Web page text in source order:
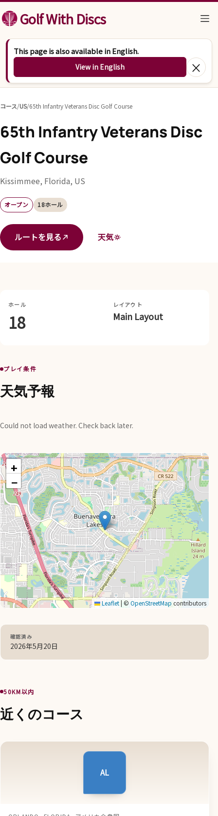
コンテンツへスキップ
Golf With Discs
This page is also available in English.
View in English ×
コース/US/65th Infantry Veterans Disc Golf Course
65th Infantry Veterans Disc
Golf Course
Kissimmee, Florida, US
オープン 18ホール
ルートを見る 天気
ホール
18
レイアウト
Main Layout
プレイ条件
天気予報
Could not load weather. Check back later.
+
−
Leaflet ©OpenStreetMap contributors
確認済み
2026年5月20日
50KM以内
近くのコース
AL